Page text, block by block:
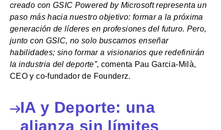
creado con GSIC Powered by Microsoft representa un
paso más hacia nuestro objetivo: formar a la próxima
generación de líderes en profesiones del futuro. Pero,
junto con GSIC, no solo buscamos enseñar
habilidades; sino formar a visionarios que redefinirán
la industria del deporte”, comenta Pau Garcia-Milà,
CEO y co-fundador de Founderz.
IA y Deporte: una
alianza sin límites